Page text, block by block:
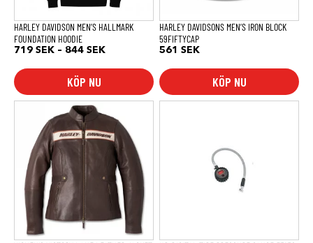
HARLEY DAVIDSON MEN’S HALLMARK
FOUNDATION HOODIE
719 SEK – 844 SEKPrisintervall:
KÖP NU
produktsidan
HARLEY DAVIDSONS MEN’S IRON BLOCK
59FIFTYCAP
561 SEK
KÖP NU
produkten
flera
varianter.
De
olika
alternativen
kan
väljas
produktsidan